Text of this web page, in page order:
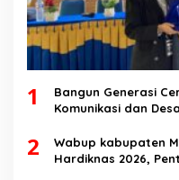
1
Bangun Generasi
Komunikasi dan
Speech di SMK
2
Wabup kabupaten
Hardiknas 2026,